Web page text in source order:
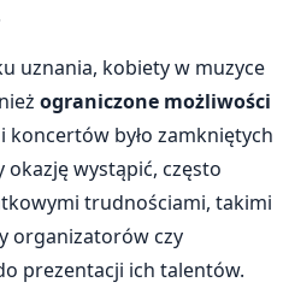
uznania, kobiety w muzyce
ograniczone możliwości
koncertów było zamkniętych
okazję wystąpić, często
trudnościami, takimi
organizatorów czy
prezentacji ich talentów.